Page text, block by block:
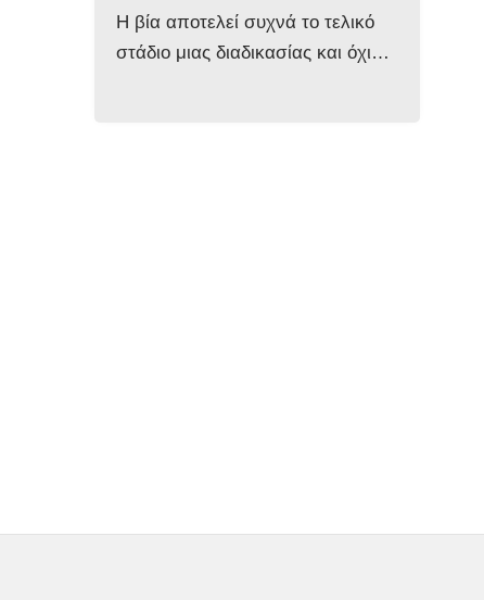
του παλμικού οξυμέτρου στο
ασθενοφόρο;
Η βία αποτελεί συχνά το τελικό
στάδιο μιας διαδικασίας και όχι